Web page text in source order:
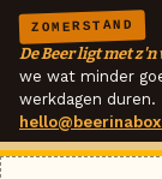
ZOMERSTAND
De Beer ligt met
we wat minder
werkdagen